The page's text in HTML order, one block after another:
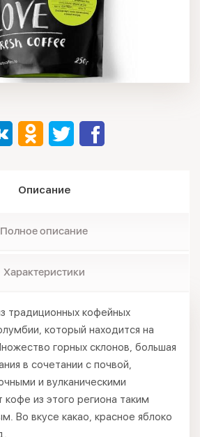
Описание
Полное описание
Характеристики
традиционных кофейных
который находится на
горных склонов, большая
в сочетании с почвой,
и вулканическими
из этого региона таким
Во вкусе какао, красное яблоко